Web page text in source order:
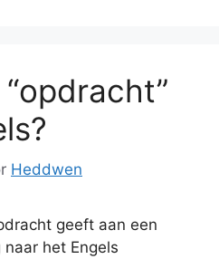
Heddwen
geeft aan een
het Engels